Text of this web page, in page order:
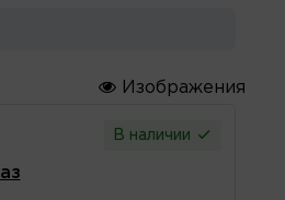
Изображения
В наличии